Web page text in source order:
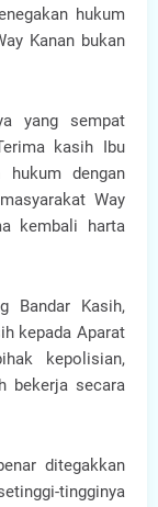
hukum
Kanan bukan
yang sempat
kasih Ibu
hukum dengan
Way
kembali harta
Bandar Kasih,
kepada Aparat
kepolisian,
bekerja secara
ditegakkan
tingginya